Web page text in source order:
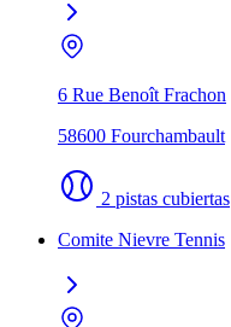
6 Rue Benoît Frachon
58600 Fourchambault
2 pistas cubiertas
Comite Nievre Tennis